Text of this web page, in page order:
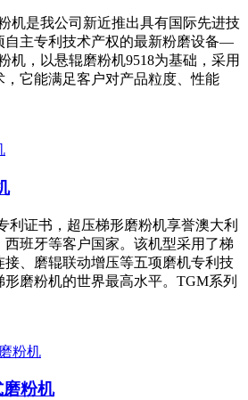
机是我公司新近推出具有国际先进技
自主专利技术产权的最新粉磨设备—
机，以悬辊磨粉机9518为基础，采用
，它能满足客户对产品粒度、性能
利证书，超压梯形磨粉机享誉澳大利
西班牙等客户国家。该机型采用了梯
接、磨辊联动增压等五项磨机专利技
磨粉机的世界最高水平。TGM系列
粉机